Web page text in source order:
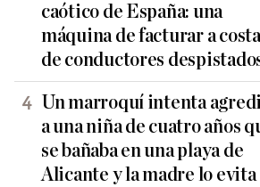
caótico de España: una
máquina de facturar a costa
de conductores
Un marroquí intenta
a una niña de cuatro años
se bañaba en una playa de
Alicante y la madre lo evita